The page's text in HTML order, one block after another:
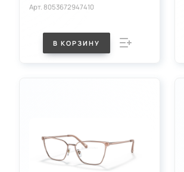
Арт. 8053672947410
В КОРЗИНУ